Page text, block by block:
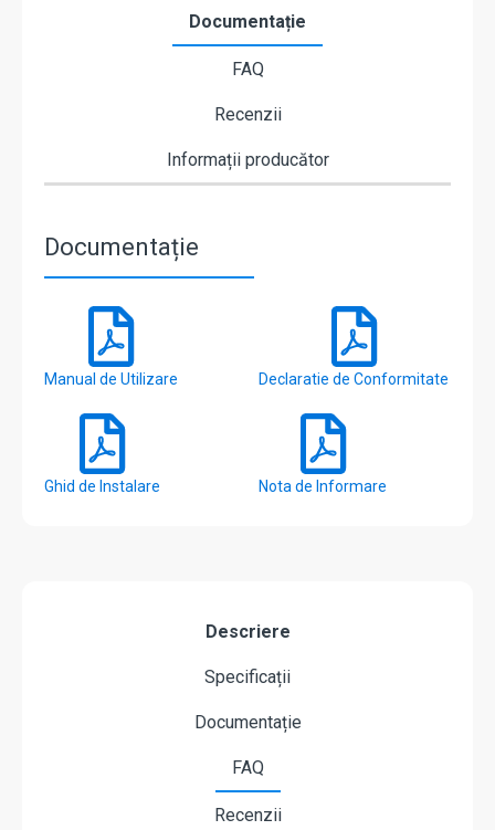
Documentație
FAQ
Recenzii
Informații producător
Documentație
Manual de Utilizare Declaratie de Conformitate
Ghid de Instalare Nota de Informare
Descriere
Specificații
Documentație
FAQ
Recenzii